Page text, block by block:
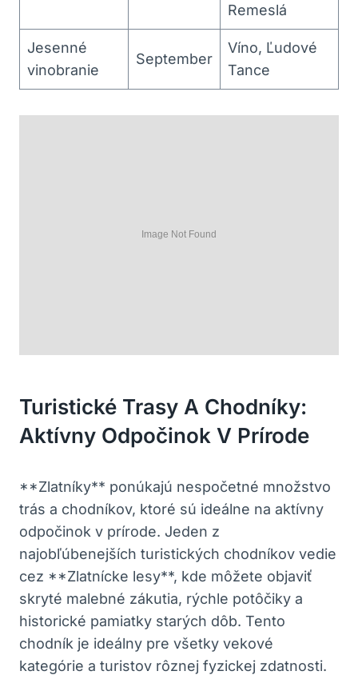
Remeslá
Jesenné
vinobranie
September
Víno, Ľudové
Tance
Turistické Trasy‍ A⁣ Chodníky:
Aktívny Odpočinok V Prírode
**Zlatníky** ponúkajú‍ nespočetné množstvo
trás a ⁢chodníkov, ktoré sú ideálne na aktívny
odpočinok v prírode. Jeden z
najobľúbenejších turistických chodníkov vedie
cez **Zlatnícke‌ lesy**, kde môžete objaviť
skryté malebné zákutia,⁤ rýchle potôčiky⁤ a
historické pamiatky starých dôb. Tento
chodník je ‌ideálny pre všetky vekové
kategórie a turistov rôznej fyzickej zdatnosti.